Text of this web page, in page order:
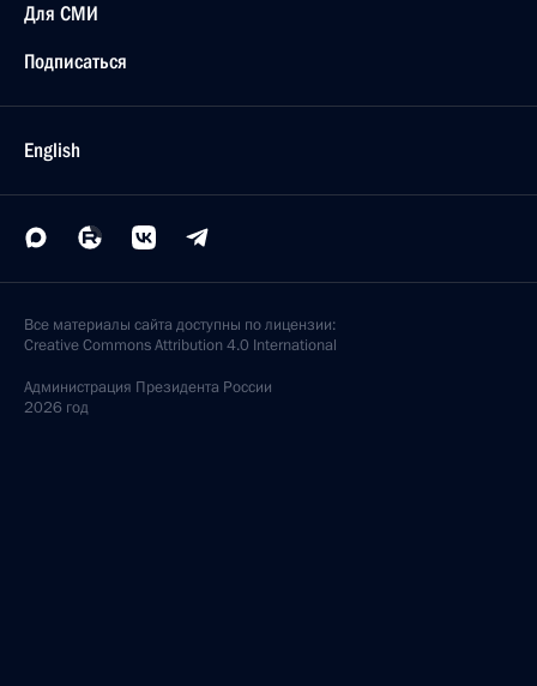
Для СМИ
Подписаться
English
Все материалы сайта доступны по лицензии:
Creative Commons Attribution 4.0 International
Администрация Президента России
2026 год